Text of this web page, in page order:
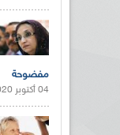
مفضوحة
04 أكتوبر 2020 |